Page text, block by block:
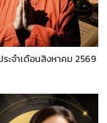
ะจำเดือนสิงหาคม 2569